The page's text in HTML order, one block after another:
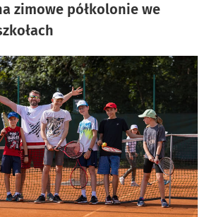
zimowe półkolonie we